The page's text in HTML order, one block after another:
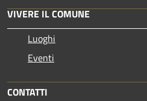
VIVERE IL COMUNE
Luoghi
Eventi
CONTATTI